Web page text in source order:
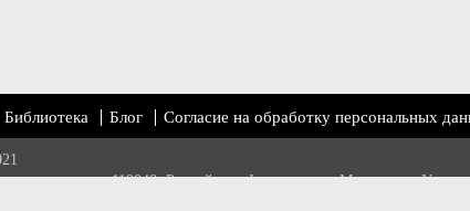
Библиотека Блог Согласие на обработку персональных
ассоциация» 119048, Российская Федерация, г. Москва, ул.